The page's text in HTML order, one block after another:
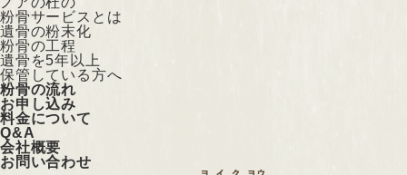
粉骨サービスとは
遺骨の粉末化
粉骨の工程
遺骨を5年以上
保管している方へ
粉骨の流れ
お申し込み
料金について
Q&A
会社概要
お問い合わせ